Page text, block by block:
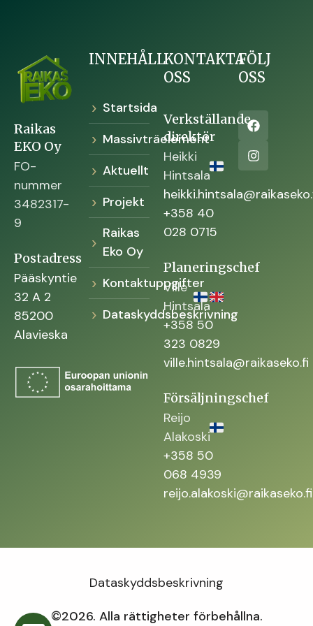
Raikas
EKO Oy
FO-
nummer
3482317-
9
Postadress
Pääskyntie
32 A 2
85200
Alavieska
INNEHÅLL
Startsida
Massivträelement
Aktuellt
Projekt
Raikas
Eko Oy
Kontaktuppgifter
Dataskyddsbeskrivning
KONTAKTA
OSS
Verkställande
direktör
Heikki
Hintsala
+358 40
028 0715
Planeringschef
Ville
Hintsala
+358 50
323 0829
ville.hintsala@raikaseko.fi
Försäljningschef
Reijo
Alakoski
+358 50
068 4939
reijo.alakoski@raikaseko.fi
FÖLJ
OSS
Dataskyddsbeskrivning
©2026. Alla rättigheter förbehållna.